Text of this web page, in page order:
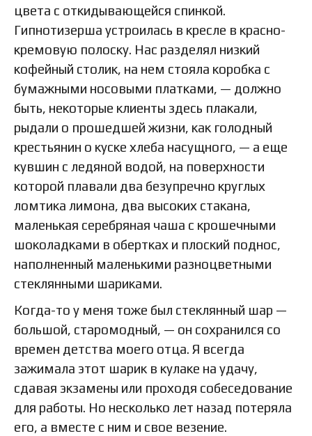
цвета с откидывающейся спинкой.
Гипнотизерша устроилась в кресле в красно-
кремовую полоску. Нас разделял низкий
кофейный столик, на нем стояла коробка с
бумажными носовыми платками, — должно
быть, некоторые клиенты здесь плакали,
рыдали о прошедшей жизни, как голодный
крестьянин о куске хлеба насущного, — а еще
кувшин с ледяной водой, на поверхности
которой плавали два безупречно круглых
ломтика лимона, два высоких стакана,
маленькая серебряная чаша с крошечными
шоколадками в обертках и плоский поднос,
наполненный маленькими разноцветными
стеклянными шариками.
Когда-то у меня тоже был стеклянный шар —
большой, старомодный, — он сохранился со
времен детства моего отца. Я всегда
зажимала этот шарик в кулаке на удачу,
сдавая экзамены или проходя собеседование
для работы. Но несколько лет назад потеряла
его, а вместе с ним и свое везение.